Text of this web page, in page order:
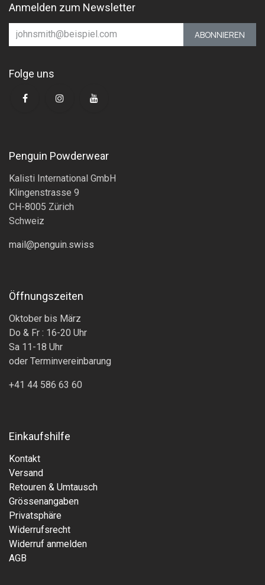
Anmelden zum Newsletter
ABONNIEREN
Folge uns
Penguin Powderwear
Kalisti International GmbH
Klingenstrasse 9
CH-8005 Zürich
Schweiz
mail@penguin.swiss
Öffnungszeiten
Oktober bis März
Do & Fr : 16-20 Uhr
Sa 11-18 Uhr
oder Terminvereinbarung
+41 44 586 63 60
Einkaufshilfe
Kontakt
Versand
Retouren & Umtausch
Grössenangaben
Privatsphäre
Widerrufsrecht
Widerruf anmelden
AGB